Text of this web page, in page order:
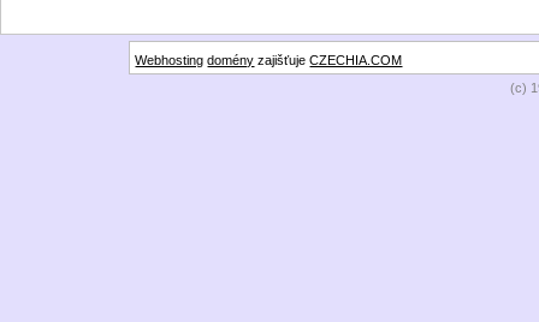
Webhosting domény zajišťujeCZECHIA.COM
(c)